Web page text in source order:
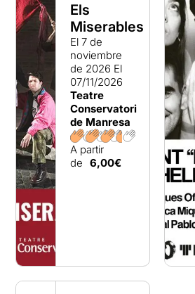
Els
Miserables
El 7 de
noviembre
de 2026 El
07/11/2026
Teatre
Conservatori
de Manresa
A partir
de 6,00€